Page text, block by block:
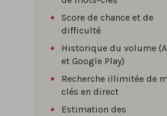
Score de chance et de
difficulté
Historique du volume
et Google Play)
Recherche illimitée de
clés en direct
Estimation des